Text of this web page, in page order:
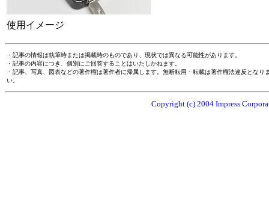
使用イメージ
・記事の情報は執筆時または掲載時のものであり、現状では異なる可能性があります。
・記事の内容につき、個別にご回答することはいたしかねます。
・記事、写真、図表などの著作権は著作者に帰属します。無断転用・転載は著作権法違反とな
い。
Copyright (c) 2004 Impress